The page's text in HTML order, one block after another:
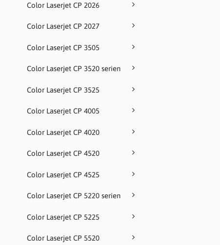
Color Laserjet CP 2026
Color Laserjet CP 2027
Color Laserjet CP 3505
Color Laserjet CP 3520 serien
Color Laserjet CP 3525
Color Laserjet CP 4005
Color Laserjet CP 4020
Color Laserjet CP 4520
Color Laserjet CP 4525
Color Laserjet CP 5220 serien
Color Laserjet CP 5225
Color Laserjet CP 5520